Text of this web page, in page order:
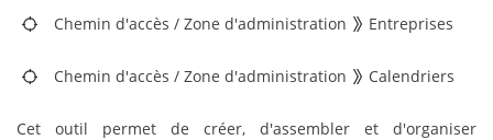
Chemin d'accès / Zone d'administration Entreprises
Chemin d'accès / Zone d'administration Calendriers
Cet outil permet de créer, d'assembler et d'organiser